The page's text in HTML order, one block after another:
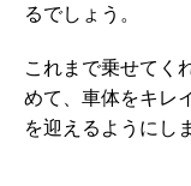
るでしょう。
これまで乗せてく
めて、車体をキレ
を迎えるようにし